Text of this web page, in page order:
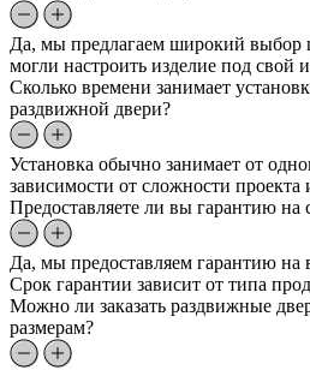
Да, мы предлагаем широкий выбор
могли настроить изделие под свой
Сколько времени занимает
раздвижной двери?
Установка обычно занимает от
зависимости от сложности
Предоставляете ли вы гарантию на
Да, мы предоставляем гарантию на
Срок гарантии зависит от типа
Можно ли заказать раздвижные
размерам?